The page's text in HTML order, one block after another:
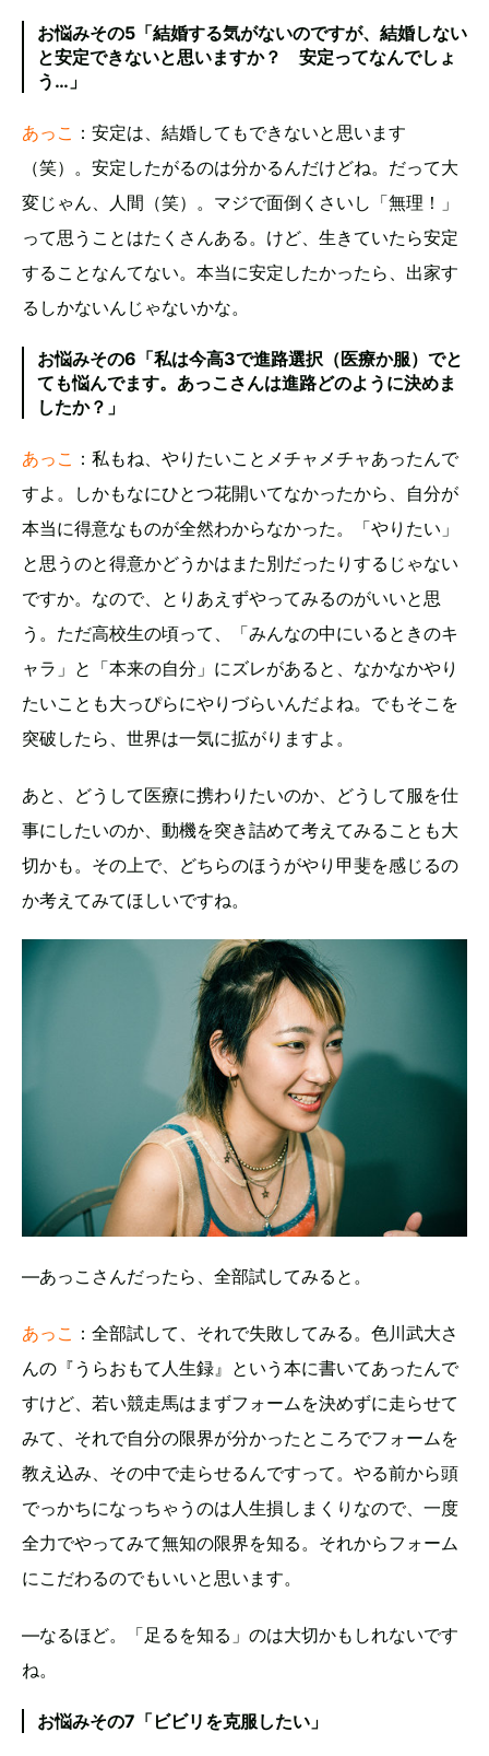
お悩みその5「結婚する気がないのですが、結婚しない
と安定できないと思いますか？ 安定ってなんでしょ
う…」
あっこ ：安定は、結婚してもできないと思います
（笑）。安定したがるのは分かるんだけどね。だって大
変じゃん、人間（笑）。マジで面倒くさいし「無理！」
って思うことはたくさんある。けど、生きていたら安定
することなんてない。本当に安定したかったら、出家す
るしかないんじゃないかな。
お悩みその6「私は今高3で進路選択（医療か服）でと
ても悩んでます。あっこさんは進路どのように決めま
したか？」
あっこ ：私もね、やりたいことメチャメチャあったんで
すよ。しかもなにひとつ花開いてなかったから、自分が
本当に得意なものが全然わからなかった。「やりたい」
と思うのと得意かどうかはまた別だったりするじゃない
ですか。なので、とりあえずやってみるのがいいと思
う。ただ高校生の頃って、「みんなの中にいるときのキ
ャラ」と「本来の自分」にズレがあると、なかなかやり
たいことも大っぴらにやりづらいんだよね。でもそこを
突破したら、世界は一気に拡がりますよ。
あと、どうして医療に携わりたいのか、どうして服を仕
事にしたいのか、動機を突き詰めて考えてみることも大
切かも。その上で、どちらのほうがやり甲斐を感じるの
か考えてみてほしいですね。
―あっこさんだったら、全部試してみると。
あっこ ：全部試して、それで失敗してみる。色川武大さ
んの『うらおもて人生録』という本に書いてあったんで
すけど、若い競走馬はまずフォームを決めずに走らせて
みて、それで自分の限界が分かったところでフォームを
教え込み、その中で走らせるんですって。やる前から頭
でっかちになっちゃうのは人生損しまくりなので、一度
全力でやってみて無知の限界を知る。それからフォーム
にこだわるのでもいいと思います。
―なるほど。「足るを知る」のは大切かもしれないです
ね。
お悩みその7「ビビリを克服したい」